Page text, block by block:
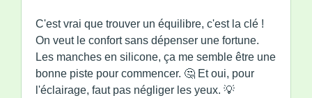
C'est vrai que trouver un équilibre, c'est la clé !
On veut le confort sans dépenser une fortune.
Les manches en silicone, ça me semble être une
bonne piste pour commencer. 🤔 Et oui, pour
l'éclairage, faut pas négliger les yeux. 💡